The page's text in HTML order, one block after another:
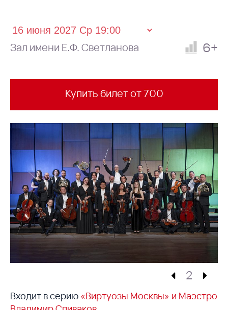
Зал имени Е.Ф. Светланова 6+
Купить билет от 700
2
Входит в серию «Виртуозы Москвы» и Маэстро